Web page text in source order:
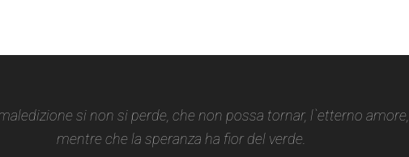
si non si perde, che non possa tornar, l`etterno amore,
mentre che la speranza ha fior del verde.